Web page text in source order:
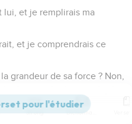
lui, et je remplirais ma
et je comprendrais ce
grandeur de sa force ? Non,
avec lui, et je serais
Strong